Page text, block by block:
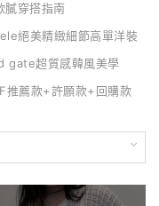
穿搭指南
絕美精緻細節高單洋裝
gate超質感韓風美學
推薦款+許願款+回購款